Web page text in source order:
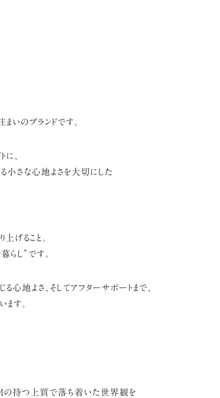
いのブランドです。
に、
小さな心地よさを大切にした
げること。
し”です。
地よさ、そしてアフターサポートまで、
ます。
持つ上質で落ち着いた世界観を